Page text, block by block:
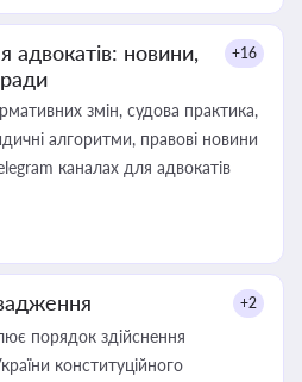
адвокатів: новини,
+16
змін, судова практика,
алгоритми, правові новини
каналах для адвокатів
+2
порядок здійснення
конституційного